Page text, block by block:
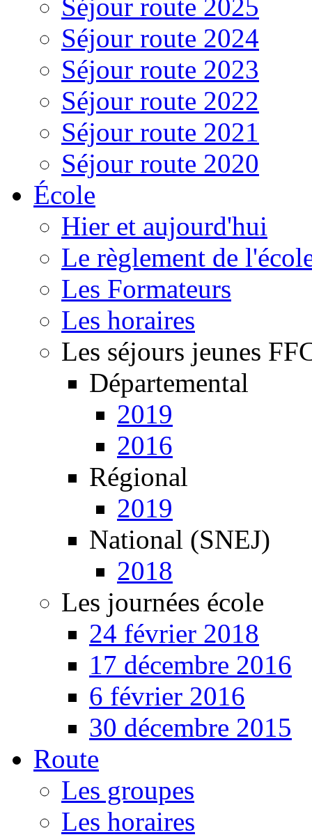
Séjour route 2025
Séjour route 2024
Séjour route 2023
Séjour route 2022
Séjour route 2021
Séjour route 2020
École
Hier et aujourd'hui
Le règlement de
Les Formateurs
Les horaires
Les séjours jeunes
Départemental
2019
2016
Régional
2019
National (SNEJ)
2018
Les journées école
24 février 2018
17 décembre 2016
6 février 2016
30 décembre 2015
Route
Les groupes
Les horaires